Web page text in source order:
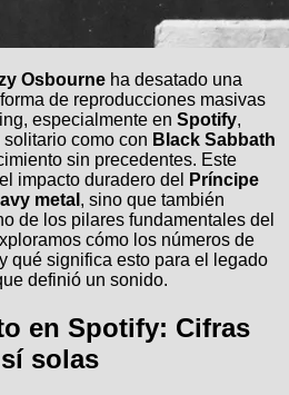
Osbourne ha desatado una
de reproducciones masivas
especialmente en Spotify,
como con Black Sabbath
sin precedentes. Este
impacto duradero del
Príncipe
metal , sino que también
de los pilares fundamentales del
cómo los números de
qué significa esto para el legado
definió un sonido.
en Spotify: Cifras
solas